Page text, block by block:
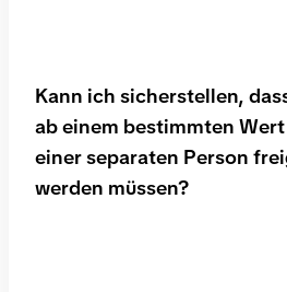
vereinfacht
deine Mitarbeiter:innen alle
ortsunabhängig, egal, wer
oder im Urlaub ist.
Kann ich sicherstellen,
ab einem bestimmten
einer separaten Person
werden müssen?